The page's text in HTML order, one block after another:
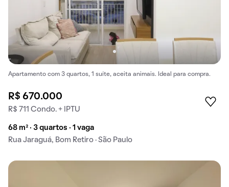
Apartamento com 3 quartos, 1 suíte, aceita animais. Ideal para compra.
R$ 670.000
R$ 711 Condo. + IPTU
68 m² · 3 quartos · 1 vaga
Rua Jaraguá, Bom Retiro · São Paulo